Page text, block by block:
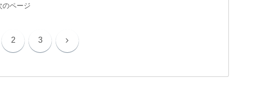
のページ
2 3 次